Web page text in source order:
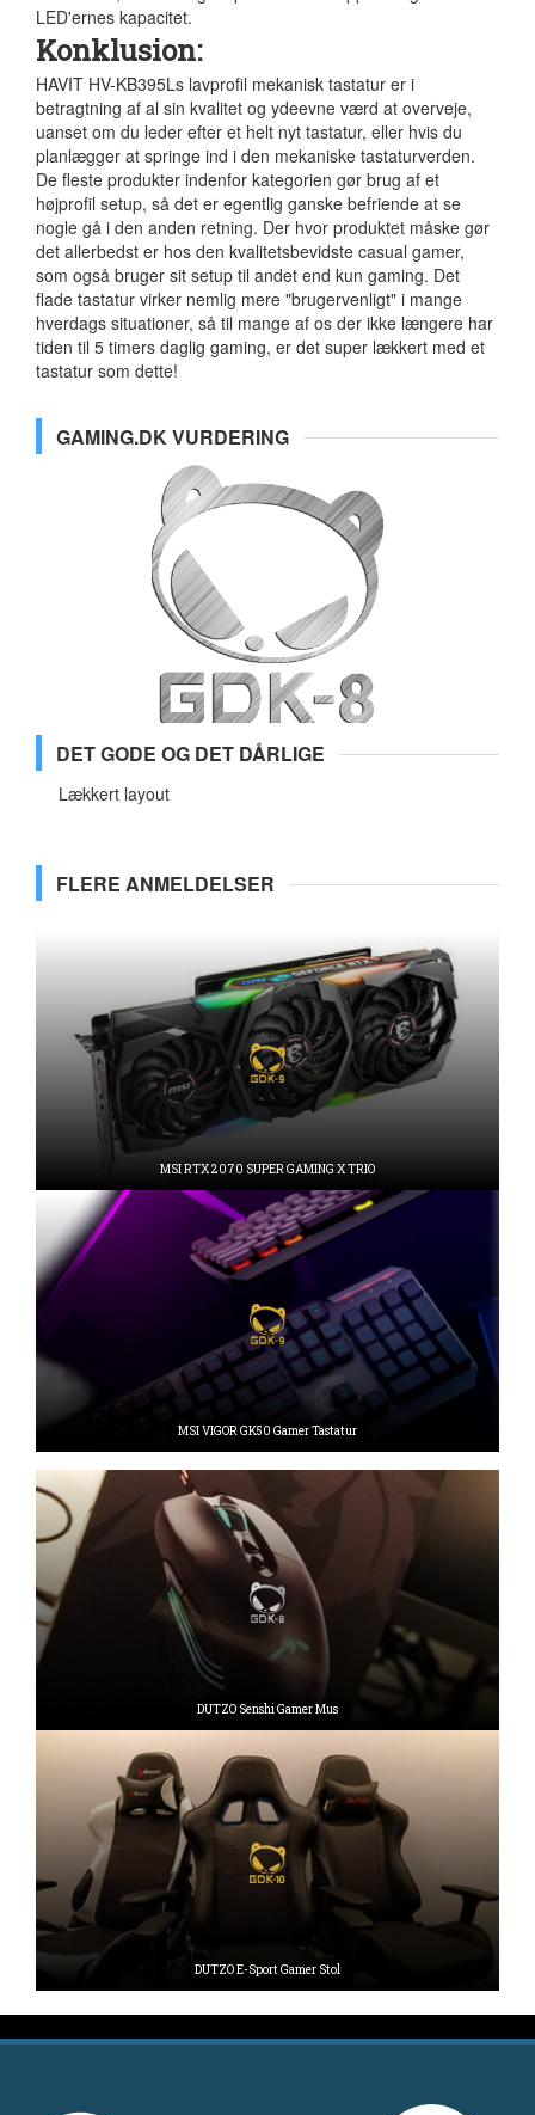
LED'ernes kapacitet.
Konklusion:
HAVIT HV-KB395Ls lavprofil mekanisk tastatur er i
betragtning af al sin kvalitet og ydeevne værd at overveje,
uanset om du leder efter et helt nyt tastatur, eller hvis du
planlægger at springe ind i den mekaniske tastaturverden.
De fleste produkter indenfor kategorien gør brug af et
højprofil setup, så det er egentlig ganske befriende at se
nogle gå i den anden retning. Der hvor produktet måske gør
det allerbedst er hos den kvalitetsbevidste casual gamer,
som også bruger sit setup til andet end kun gaming. Det
flade tastatur virker nemlig mere "brugervenligt" i mange
hverdags situationer, så til mange af os der ikke længere har
tiden til 5 timers daglig gaming, er det super lækkert med et
tastatur som dette!
GAMING.DK VURDERING
DET GODE OG DET DÅRLIGE
Lækkert layout
FLERE ANMELDELSER
MSI RTX 2070 SUPER GAMING X TRIO
MSI VIGOR GK50 Gamer Tastatur
DUTZO Senshi Gamer Mus
DUTZO E-Sport Gamer Stol